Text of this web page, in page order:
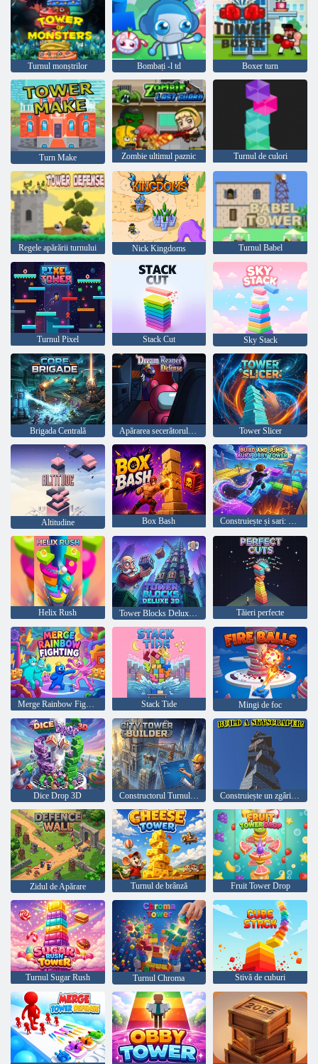
Turnul monștrilor Bombați -l td Boxer turn
Turn Make Zombie ultimul paznic Turnul de culori
Regele apărării turnului Nick Kingdoms Turnul Babel
Turnul Pixel Stack Cut Sky Stack
Brigada Centrală Apărarea secerătorului de vis Tower Slicer
Altitudine Box Bash Construiește și sari: Turnul Aura Obby
Helix Rush Tower Blocks Deluxe 3D Tăieri perfecte
Stack Tide Mingi de foc
Dice Drop 3D Constructorul Turnului Orașului
Zidul de Apărare Turnul de brânză Fruit Tower Drop
Turnul Sugar Rush Turnul Chroma Stivă de cuburi